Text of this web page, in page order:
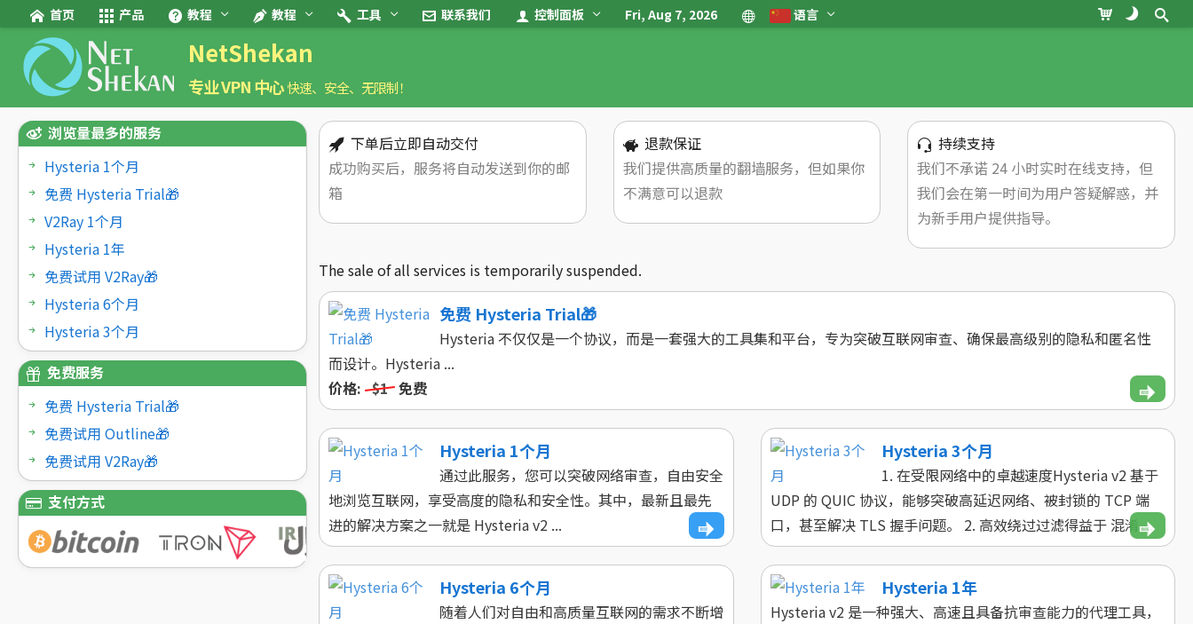
首页 产品 教程 教程 工具 联系我们 控制面板 Fri, Aug 7, 2026 语言
NetShekan
专业 VPN 中心快速、安全、无限制！
下单后立即自动交付
成功购买后，服务将自动发送到你的邮
箱
退款保证
我们提供高质量的翻墙服务，但如果你
不满意可以退款
持续支持
我们不承诺 24 小时实时在线支持，但
我们会在第一时间为用户答疑解惑，并
为新手用户提供指导。
The sale of all services is temporarily suspended.
免费 Hysteria Trial🎁
Hysteria 不仅仅是一个协议，而是一套强大的工具集和平台，专为突破互联网审查、确保最高级别的隐私和匿名性
而设计。Hysteria ...
价格: $1 免费
Hysteria 1个月
通过此服务，您可以突破网络审查，自由安全
地浏览互联网，享受高度的隐私和安全性。其中，最新且最先
进的解决方案之一就是 Hysteria v2 ...
Hysteria 3个月
1. 在受限网络中的卓越速度Hysteria v2 基于
UDP 的 QUIC 协议，能够突破高延迟网络、被封锁的 TCP 端
口，甚至解决 TLS 握手问题。 2. 高效绕过过滤得益于 混淆 ...
Hysteria 6个月
随着人们对自由和高质量互联网的需求不断增
Hysteria 1年
Hysteria v2 是一种强大、高速且具备抗审查能力的代理工具，
浏览量最多的服务
Hysteria 1个月
免费 Hysteria Trial🎁
V2Ray 1个月
Hysteria 1年
免费试用 V2Ray🎁
Hysteria 6个月
Hysteria 3个月
免费服务
免费 Hysteria Trial🎁
免费试用 Outline🎁
免费试用 V2Ray🎁
支付方式